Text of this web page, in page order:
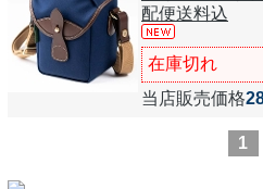
配便送料込
在庫切れ
当店販売価格
1